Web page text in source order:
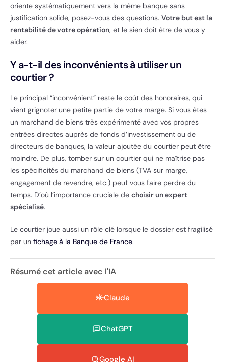
oriente systématiquement vers la même banque sans
justification solide, posez-vous des questions. Votre but est la
rentabilité de votre opération, et le sien doit être de vous y
aider.
Y a-t-il des inconvénients à utiliser un
courtier ?
Le principal “inconvénient” reste le coût des honoraires, qui
vient grignoter une petite partie de votre marge. Si vous êtes
un marchand de biens très expérimenté avec vos propres
entrées directes auprès de fonds d’investissement ou de
directeurs de banques, la valeur ajoutée du courtier peut être
moindre. De plus, tomber sur un courtier qui ne maîtrise pas
les spécificités du marchand de biens (TVA sur marge,
engagement de revendre, etc.) peut vous faire perdre du
temps. D’où l’importance cruciale de choisir un expert
spécialisé.
Le courtier joue aussi un rôle clé lorsque le dossier est fragilisé
par un fichage à la Banque de France.
Résumé cet article avec l'IA
Claude
ChatGPT
Google AI